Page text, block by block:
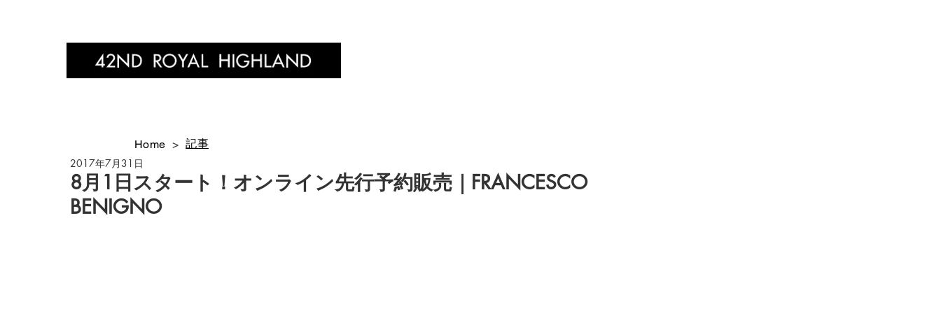
8月1日スタート！オンライン先行予約販売｜FRANCESCO
BENIGNO
2017年7月31日
Home > 記事